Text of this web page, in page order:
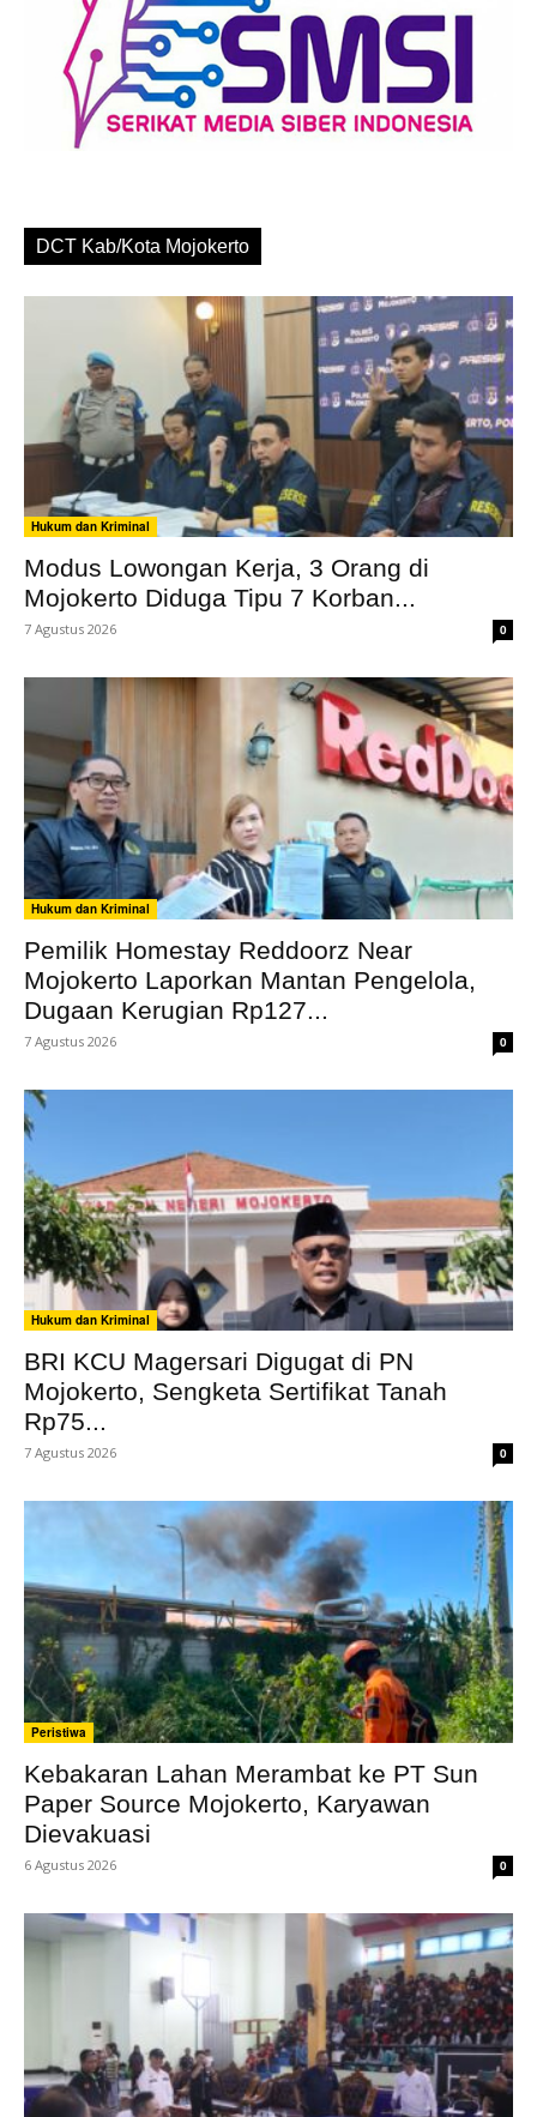
DCT Kab/Kota Mojokerto
Hukum dan Kriminal
Modus Lowongan Kerja, 3 Orang di
Mojokerto Diduga Tipu 7 Korban...
7 Agustus 2026 0
Hukum dan Kriminal
Pemilik Homestay Reddoorz Near
Mojokerto Laporkan Mantan Pengelola,
Dugaan Kerugian Rp127...
7 Agustus 2026 0
Hukum dan Kriminal
BRI KCU Magersari Digugat di PN
Mojokerto, Sengketa Sertifikat Tanah
Rp75...
7 Agustus 2026 0
Peristiwa
Kebakaran Lahan Merambat ke PT Sun
Paper Source Mojokerto, Karyawan
Dievakuasi
6 Agustus 2026 0